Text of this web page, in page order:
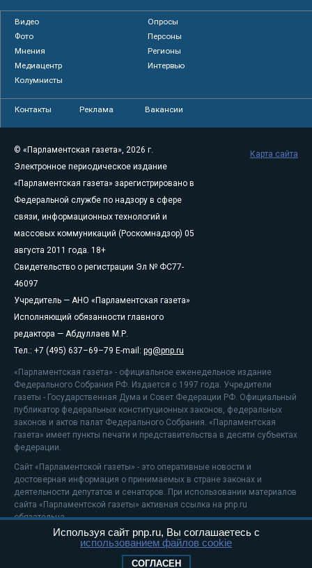
Видео
Опросы
Фото
Персоны
Мнения
Регионы
Медиацентр
Интервью
Колумнисты
Контакты Реклама Вакансии
© «Парламентская газета», 2026 г.
Электронное периодическое издание
«Парламентская газета» зарегистрировано в
Федеральной службе по надзору в сфере
связи, информационных технологий и
массовых коммуникаций (Роскомнадзор) 05
августа 2011 года. 18+
Свидетельство о регистрации Эл № ФС77-
46097
Учредитель — АНО «Парламентская газета»
Исполняющий обязанности главного
редактора — Абдуллаев М.Р.
Тел.: +7 (495) 637–69–79 E-mail: pg@pnp.ru
«Парламентская газета» - официальное еженедельное издание
Федерального Собрания РФ. Издается с 1997 года. Учредители
газеты - Государственная Дума и Совет Федерации РФ. Официальный
публикатор федеральных конституционных законов, федеральных
законов и актов палат Федерального Собрания. «Парламентская
газета» имеет пункты печати и представительства в десяти субъектах
федерации.
Сайт «Парламентской газеты» - это оперативные новости и
достоверная информация о принимаемых в стране законах и
деятельности депутатов и сенаторов. При использовании материалов
сайта «Парламентской газеты» активная ссылка на pnp.ru
обязательна.
На информационном ресурсе применяютсярекомендательные
Положение о защите персональных данных
Карта сайта
Используя сайт pnp.ru, Вы соглашаетесь с
использованием файлов cookie
СОГЛАСЕН